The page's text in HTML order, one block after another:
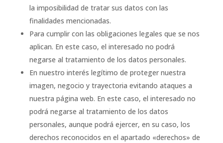
la imposibilidad de tratar sus datos con las
finalidades mencionadas.
Para cumplir con las obligaciones legales que se nos
aplican. En este caso, el interesado no podrá
negarse al tratamiento de los datos personales.
En nuestro interés legítimo de proteger nuestra
imagen, negocio y trayectoria evitando ataques a
nuestra página web. En este caso, el interesado no
podrá negarse al tratamiento de los datos
personales, aunque podrá ejercer, en su caso, los
derechos reconocidos en el apartado «derechos» de